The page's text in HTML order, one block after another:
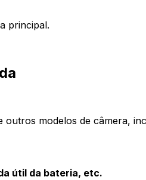
principal.
modelos de câmera,
útil da bateria, etc.